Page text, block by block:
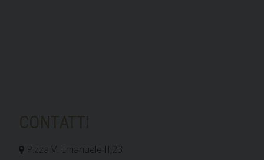
P.zza V. Emanuele II,23